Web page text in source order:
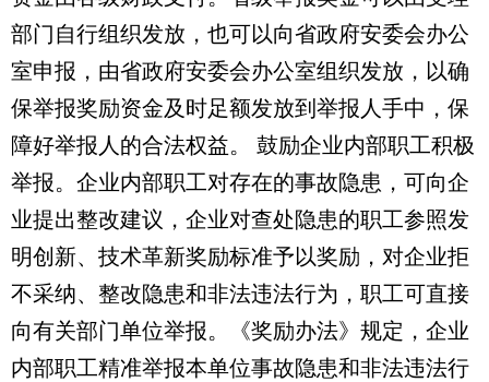
部门自行组织发放，也可以向省政府安委会办公
室申报，由省政府安委会办公室组织发放，以确
保举报奖励资金及时足额发放到举报人手中，保
障好举报人的合法权益。 鼓励企业内部职工积极
举报。企业内部职工对存在的事故隐患，可向企
业提出整改建议，企业对查处隐患的职工参照发
明创新、技术革新奖励标准予以奖励，对企业拒
不采纳、整改隐患和非法违法行为，职工可直接
向有关部门单位举报。《奖励办法》规定，企业
内部职工精准举报本单位事故隐患和非法违法行